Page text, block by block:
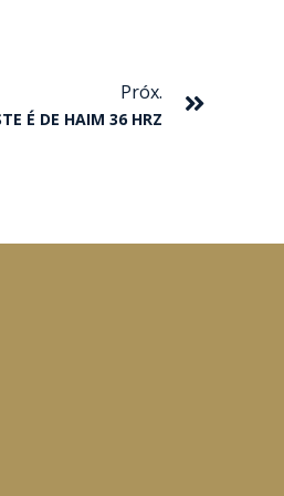
Próx.
É DE HAIM 36 HRZ